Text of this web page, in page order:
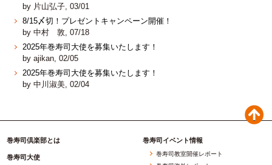
by 片山弘子, 03/01
8/15〆切！プレゼントキャンペーン開催！
by 中村 敦, 07/18
2025年巻寿司大使を募集いたします！
by ajikan, 02/05
2025年巻寿司大使を募集いたします！
by 中川淑美, 02/04
巻寿司倶楽部とは
巻寿司大使
巻寿司イベント情報
巻寿司教室開催レポート